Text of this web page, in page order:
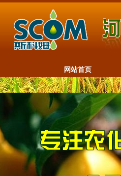
网站首页